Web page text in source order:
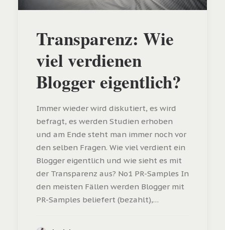
Transparenz: Wie
viel verdienen
Blogger eigentlich?
Immer wieder wird diskutiert, es wird
befragt, es werden Studien erhoben
und am Ende steht man immer noch vor
den selben Fragen. Wie viel verdient ein
Blogger eigentlich und wie sieht es mit
der Transparenz aus? No1 PR-Samples In
den meisten Fällen werden Blogger mit
PR-Samples beliefert (bezahlt),…